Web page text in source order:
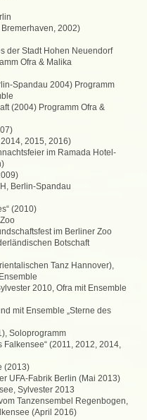
Bremerhaven, 2002)
der Stadt Hohen Neuendorf
Ofra & Malika
Spandau 2004) Programm
(2004) Programm Ofra &
2015, 2016)
im Ramada Hotel-
Berlin-Spandau
(2010)
im Berliner Zoo
Botschaft
Tanz Hannover),
2010, Ofra mit Ensemble
mit Ensemble „Sterne des
Soloprogramm
(2011, 2012, 2014,
(2013)
UFA-Fabrik Berlin (Mai 2013)
Sylvester 2013
Tanzensembel Regenbogen,
(April 2016)